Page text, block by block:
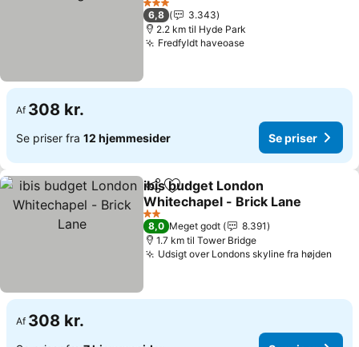
3 Stjerner
6,8
3.343
2.2 km til Hyde Park
Fredfyldt haveoase
Af 308 kr.
Se priser fra 12 hjemmesider Se priser
Del Føj til favoritter
ibis budget London
Whitechapel - Brick Lane
2 Stjerner
8,0 Meget godt
8.391
1.7 km til Tower Bridge
Udsigt over Londons skyline fra højden
Af 308 kr.